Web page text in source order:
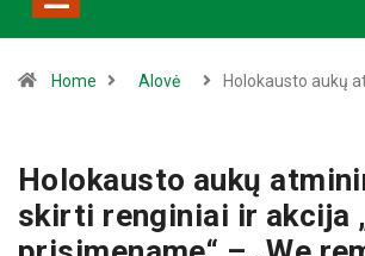
Home Alovė Holokausto aukų
Holokausto aukų
skirti renginiai ir akcija